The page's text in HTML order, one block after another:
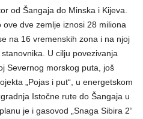
od Šangaja do Minska i Kijeva.
dve zemlje iznosi 28 miliona
na 16 vremenskih zona i na njoj
U cilju povezivanja
Severnog morskog puta, još
„Pojas i put“, u energetskom
Istočne rute do Šangaja u
je i gasovod „Snaga Sibira 2“